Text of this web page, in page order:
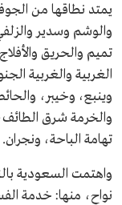
يمتد نطاقها من
والوشم وسدير
تميم والحريق
الغربية والغربية
وينبع، وخيبر،
والخرمة شرق
تهامة الباحة، ونجران.
واهتمت السعودية
نواحٍ، منها: خدمة